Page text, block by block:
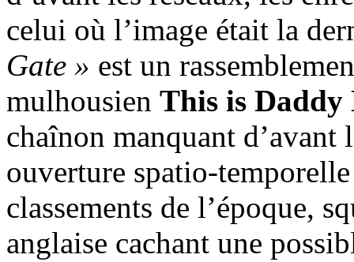
celui où l’image était la
Gate » est un
mulhousien This is Daddy
chaînon manquant d’avant
ouverture spatio-
classements de l’époque,
anglaise cachant une